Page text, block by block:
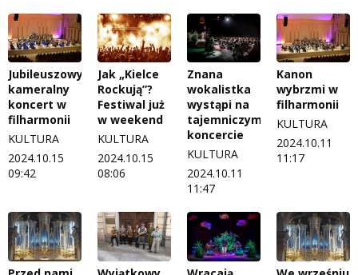
Jubileuszowy,
kameralny
koncert w
filharmonii
KULTURA
2024.10.15
09:42
Jak „Kielce
Rockują”?
Festiwal już
w weekend
KULTURA
2024.10.15
08:06
Znana
wokalistka
wystąpi na
tajemniczym
koncercie
KULTURA
2024.10.11
11:47
Kanon
wybrzmi w
filharmonii
KULTURA
2024.10.11
11:17